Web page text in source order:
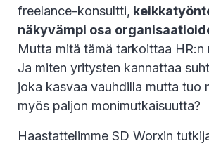
freelance-konsultti,
näkyvämpi osa
Mutta mitä tämä tarkoittaa HR:n
Ja miten yritysten kannattaa
joka kasvaa vauhdilla mutta tuo
myös paljon monimutkaisuutta?
Haastattelimme SD Worxin